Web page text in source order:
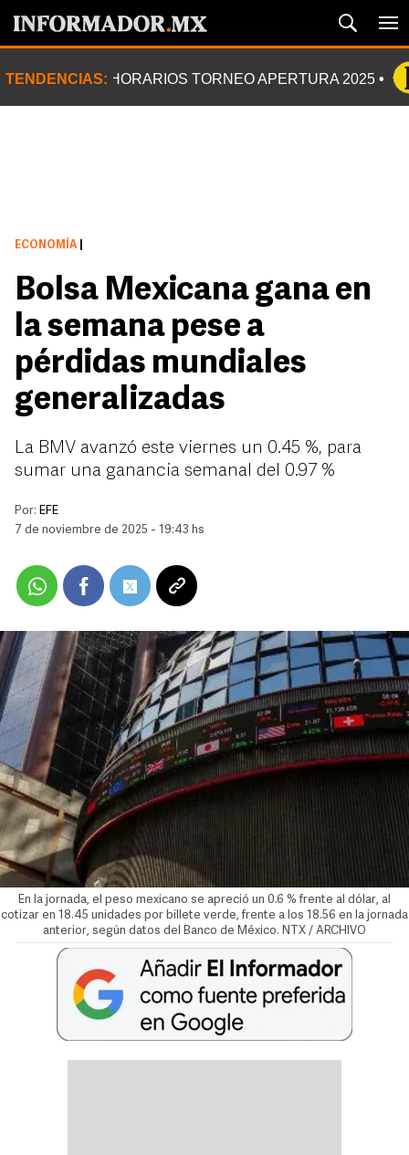
TENDENCIAS: HORARIOS TORNEO APERTURA 2025
ECONOMÍA
Bolsa Mexicana gana en
la semana pese a
pérdidas mundiales
generalizadas
La BMV avanzó este viernes un 0.45 %, para
sumar una ganancia semanal del 0.97 %
Por: EFE
7 de noviembre de 2025 - 19:43 hs
En la jornada, el peso mexicano se apreció un 0.6 % frente al dólar, al
cotizar en 18.45 unidades por billete verde, frente a los 18.56 en la jornada
anterior, según datos del Banco de México. NTX / ARCHIVO